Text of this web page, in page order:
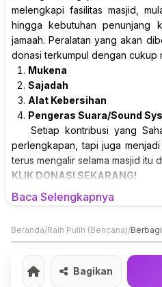
melengkapi fasilitas masjid,
hingga kebutuhan penunjang
jamaah. Peralatan yang akan
donasi terkumpul dengan cukup
Mukena
Sajadah
Alat Kebersihan
Pengeras Suara/Sound
Setiap kontribusi yang
perlengkapan, tapi juga
terus mengalir selama masjid itu
KLIK DONASI SEKARANG!
Baca Selengkapnya
Beranda/Raih Pulih (Bencana)/
Home
Bagikan